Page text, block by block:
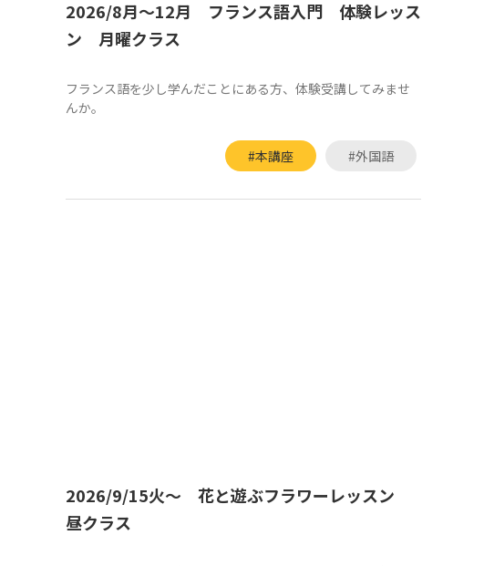
2026/8月～12月 フランス語入門 体験レッス
ン 月曜クラス
フランス語を少し学んだことにある方、体験受講してみませ
んか。
#本講座 #外国語
2026/9/15火～ 花と遊ぶフラワーレッスン
昼クラス